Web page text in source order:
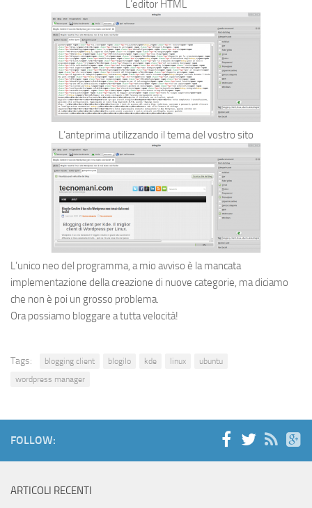
L’editor HTML
L’anteprima utilizzando il tema del vostro sito
L’unico neo del programma, a mio avviso è la mancata
implementazione della creazione di nuove categorie, ma diciamo
che non è poi un grosso problema.
Ora possiamo bloggare a tutta velocità!
Tags: blogging client blogilo kde linux
ubuntu
wordpress manager
FOLLOW:
ARTICOLI RECENTI